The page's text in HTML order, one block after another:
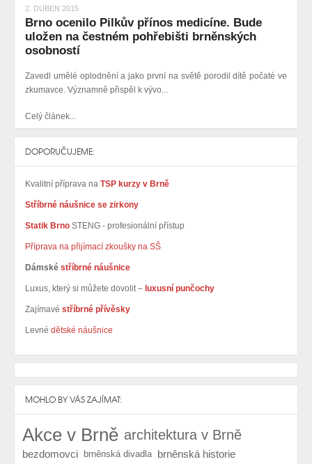
2. DUBEN 2015
Brno ocenilo Pilkův přínos medicíne. Bude
uložen na čestném pohřebišti brněnských
osobností
Zavedl umělé oplodnění a jako první na světě porodil dítě počaté ve
zkumavce. Významně přispěl k vývo...
Celý článek...
DOPORUČUJEME:
Kvalitní příprava na TSP kurzy v Brně
Stříbrné náušnice se zirkony
Statik Brno STENG - profesionální přístup
Příprava na přijímací zkoušky na SŠ
Dámské stříbrné náušnice
Luxus, který si můžete dovolit – luxusní punčochy
Zajímavé stříbrné přívěsky
Levné dětské náušnice
MOHLO BY VÁS ZAJÍMAT:
Akce v Brně architektura v Brně
bezdomovci brněnská divadla brněnská historie